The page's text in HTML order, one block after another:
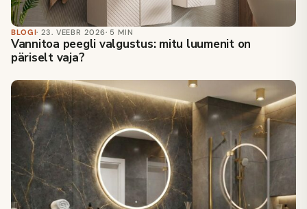
BLOGI· 23. VEEBR 2026· 5 MIN
Vannitoa peegli valgustus: mitu luumenit on
päriselt vaja?